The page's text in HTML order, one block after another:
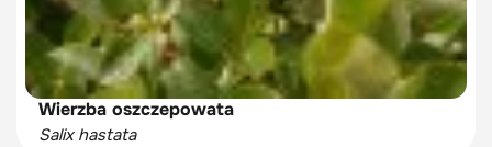
Wierzba oszczepowata
Salix hastata